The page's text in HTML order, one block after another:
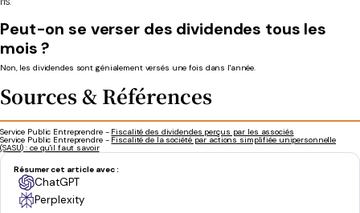
Peut-on se verser des dividendes tous les
mois ?
Non, les dividendes sont génialement versés une fois dans l'année.
Sources & Références
Service Public Entreprendre - Fiscalité des dividendes perçus par les associés
Service Public Entreprendre -Fiscalité de la société par actions simplifiée unipersonnelle
(SASU) : ce qu'il faut savoir
Résumer cet article avec :
ChatGPT
Perplexity